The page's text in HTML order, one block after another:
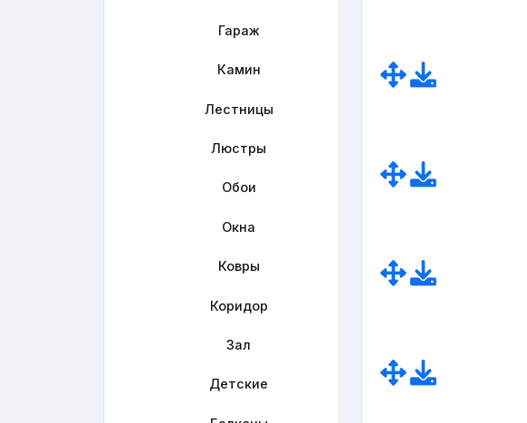
Гараж
Камин
Лестницы
Люстры
Обои
Окна
Ковры
Коридор
Зал
Детские